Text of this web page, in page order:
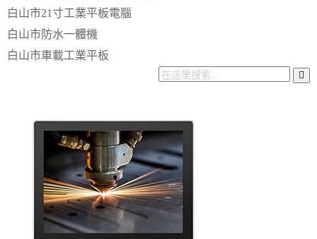
白山市21寸工業平板電腦
白山市防水一體機
白山市車載工業平板